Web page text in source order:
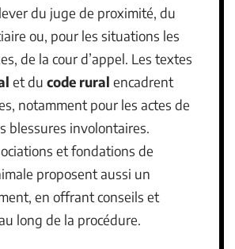
du juge de proximité, du
ou, pour les situations les
de la cour d’appel. Les textes
et du code rural encadrent
notamment pour les actes de
blessures involontaires.
et fondations de
proposent aussi un
en offrant conseils et
long de la procédure.